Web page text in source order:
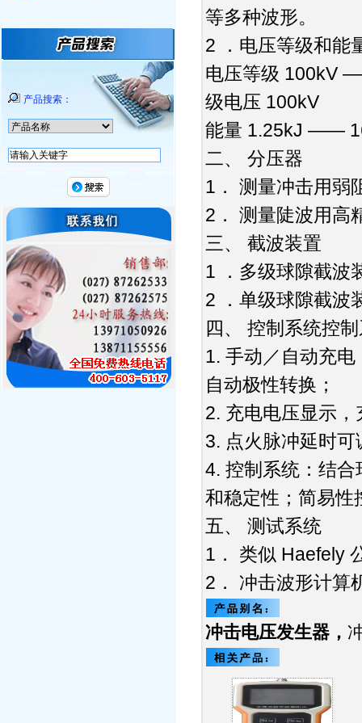
产品搜索：
等多种波形。
2
．电压等级和能
电压等级 100kV
级电压 100kV
能量 1.25kJ ――
二、 分压器
1 ． 测量冲击用弱
2 ．
测量陡波用高
三、
截波装置
1 ．多级球隙截波
2
．单级球隙截波
四、
控制系统控
1.手动／自动充
自动极性转换；
2. 充电电压显示
3. 点火脉冲延时可
4.控制系统：结合
和稳定性；简易性
五、
测试系统
1 ． 类似 Haefely
2 ． 冲击波形计算
冲击电压发生器，